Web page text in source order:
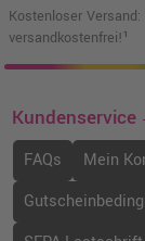
Kostenloser
versandkostenfrei!¹
Kundenservice
FAQs Mein